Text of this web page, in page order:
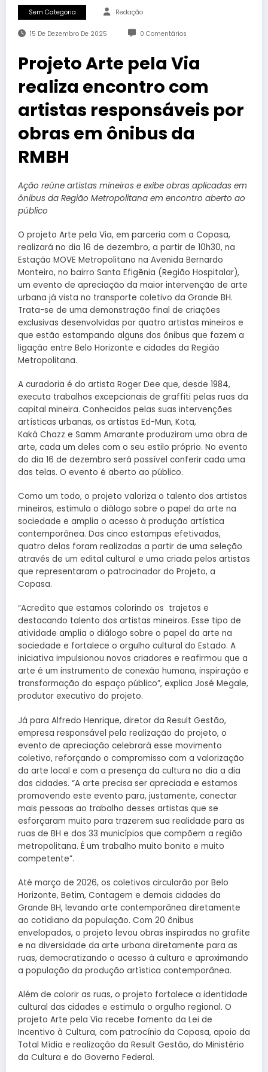
Sem Categoria Redação
15 De Dezembro De 2025 0 Comentários
Projeto Arte pela Via
realiza encontro com
artistas responsáveis por
obras em ônibus da
RMBH
Ação reúne artistas mineiros e exibe obras aplicadas em
ônibus da Região Metropolitana em encontro aberto ao
público
O projeto Arte pela Via, em parceria com a Copasa,
realizará no dia 16 de dezembro, a partir de 10h30, na
Estação MOVE Metropolitano na Avenida Bernardo
Monteiro, no bairro Santa Efigênia (Região Hospitalar),
um evento de apreciação da maior intervenção de arte
urbana já vista no transporte coletivo da Grande BH.
Trata-se de uma demonstração final de criações
exclusivas desenvolvidas por quatro artistas mineiros e
que estão estampando alguns dos ônibus que fazem a
ligação entre Belo Horizonte e cidades da Região
Metropolitana.
A curadoria é do artista Roger Dee que, desde 1984,
executa trabalhos excepcionais de graffiti pelas ruas da
capital mineira. Conhecidos pelas suas intervenções
artísticas urbanas, os artistas Ed-Mun, Kota,
Kaká Chazz e Samm Amarante produziram uma obra de
arte, cada um deles com o seu estilo próprio. No evento
do dia 16 de dezembro será possível conferir cada uma
das telas. O evento é aberto ao público.
Como um todo, o projeto valoriza o talento dos artistas
mineiros, estimula o diálogo sobre o papel da arte na
sociedade e amplia o acesso à produção artística
contemporânea. Das cinco estampas efetivadas,
quatro delas foram realizadas a partir de uma seleção
através de um edital cultural e uma criada pelos artistas
que representaram o patrocinador do Projeto, a
Copasa.
“Acredito que estamos colorindo os trajetos e
destacando talento dos artistas mineiros. Esse tipo de
atividade amplia o diálogo sobre o papel da arte na
sociedade e fortalece o orgulho cultural do Estado. A
iniciativa impulsionou novos criadores e reafirmou que a
arte é um instrumento de conexão humana, inspiração e
transformação do espaço público”, explica José Megale,
produtor executivo do projeto.
Já para Alfredo Henrique, diretor da Result Gestão,
empresa responsável pela realização do projeto, o
evento de apreciação celebrará esse movimento
coletivo, reforçando o compromisso com a valorização
da arte local e com a presença da cultura no dia a dia
das cidades. “A arte precisa ser apreciada e estamos
promovendo este evento para, justamente, conectar
mais pessoas ao trabalho desses artistas que se
esforçaram muito para trazerem sua realidade para as
ruas de BH e dos 33 municípios que compõem a região
metropolitana. É um trabalho muito bonito e muito
competente”.
Até março de 2026, os coletivos circularão por Belo
Horizonte, Betim, Contagem e demais cidades da
Grande BH, levando arte contemporânea diretamente
ao cotidiano da população. Com 20 ônibus
envelopados, o projeto levou obras inspiradas no grafite
e na diversidade da arte urbana diretamente para as
ruas, democratizando o acesso à cultura e aproximando
a população da produção artística contemporânea.
Além de colorir as ruas, o projeto fortalece a identidade
cultural das cidades e estimula o orgulho regional. O
projeto Arte pela Via recebe fomento da Lei de
Incentivo à Cultura, com patrocínio da Copasa, apoio da
Total Mídia e realização da Result Gestão, do Ministério
da Cultura e do Governo Federal.